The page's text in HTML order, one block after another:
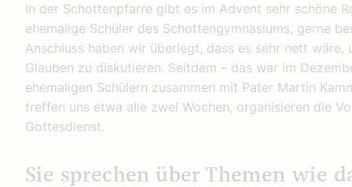
In der Schottenpfarre gibt es im Advent sehr schöne
ehemalige Schüler des Schottengymnasiums, gerne
Anschluss haben wir überlegt, dass es sehr nett
Glauben zu diskutieren. Seitdem – das war im
ehemaligen Schülern zusammen mit Pater Martin
treffen uns etwa alle zwei Wochen, organisieren die
Gottesdienst.
Sie sprechen über Themen wie